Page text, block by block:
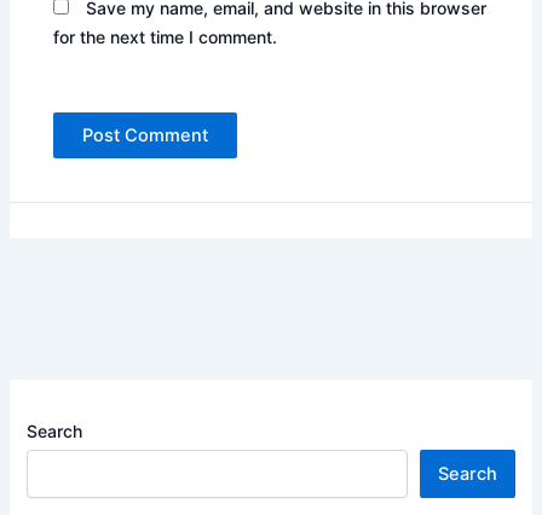
Save my name, email, and website in this browser
for the next time I comment.
Search
Search